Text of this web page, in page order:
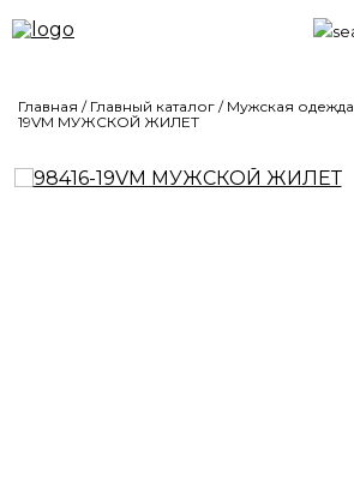
Главная / Главный каталог / Мужская одежда
19VM МУЖСКОЙ ЖИЛЕТ